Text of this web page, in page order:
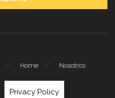
Home Nosotros
Privacy Policy